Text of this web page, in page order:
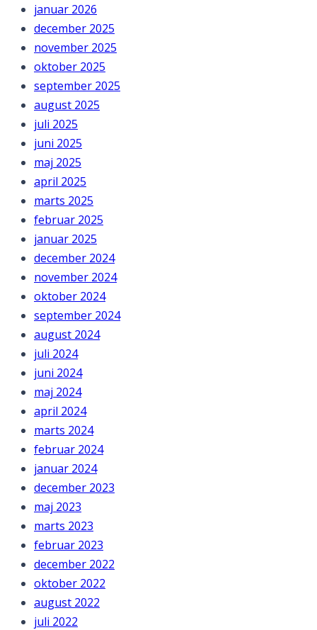
januar 2026
december 2025
november 2025
oktober 2025
september 2025
august 2025
juli 2025
juni 2025
maj 2025
april 2025
marts 2025
februar 2025
januar 2025
december 2024
november 2024
oktober 2024
september 2024
august 2024
juli 2024
juni 2024
maj 2024
april 2024
marts 2024
februar 2024
januar 2024
december 2023
maj 2023
marts 2023
februar 2023
december 2022
oktober 2022
august 2022
juli 2022